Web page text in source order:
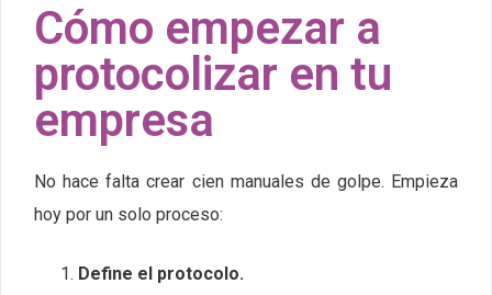
Cómo empezar a
protocolizar en tu
empresa
No hace falta crear cien manuales de golpe. Empieza
hoy por un solo proceso:
Define el protocolo.